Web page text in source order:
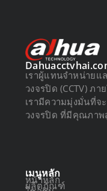
เราผู้แทนจำหน่าย
วงจรปิด (CCTV) ภา
เรามีความมุ่งมั่นที่จ
วงจรปิด ที่มีคุณภาพ
เมนูหลัก
หน้าหลัก
ผลิตภัณฑ์